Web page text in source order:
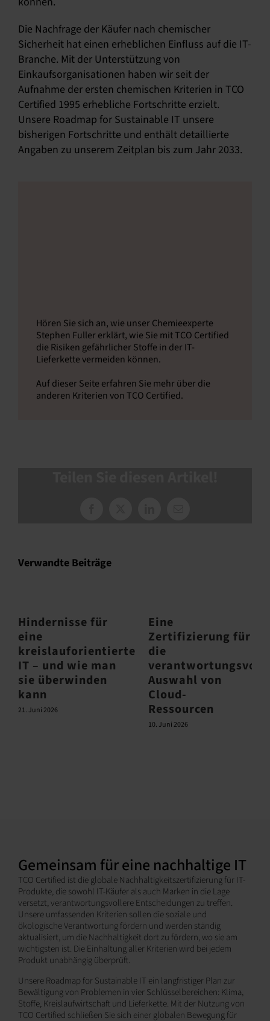
Die Nachfrage der Käufer nach chemischer
Sicherheit hat einen erheblichen Einfluss auf die IT-
Branche. Mit der Unterstützung von
Einkaufsorganisationen haben wir seit der
Aufnahme der ersten chemischen Kriterien in TCO
Certified 1995 erhebliche Fortschritte erzielt.
Unsere Roadmap for Sustainable IT unsere
bisherigen Fortschritte und enthält detaillierte
Angaben zu unserem Zeitplan bis zum Jahr 2033.
Hören Sie sich an, wie unser Chemieexperte
Stephen Fuller erklärt, wie Sie mit TCO Certified
die Risiken gefährlicher Stoffe in der IT-
Lieferkette vermeiden können.
Auf dieser Seite erfahren Sie mehr über die
anderen Kriterien von TCO Certified.
Verwandte Beiträge
Hindernisse für
eine
kreislauforientierte
IT – und wie man
sie überwinden
kann
21. Juni 2026
Eine
Zertifizierung für
die
Auswahl von
Cloud-
Ressourcen
10. Juni 2026
Gemeinsam für eine nachhaltige IT
TCO Certified ist die globale Nachhaltigkeitszertifizierung für IT-
Produkte, die sowohl IT-Käufer als auch Marken in die Lage
versetzt, verantwortungsvollere Entscheidungen zu treffen.
Unsere umfassenden Kriterien sollen die soziale und
ökologische Verantwortung fördern und werden ständig
aktualisiert, um die Nachhaltigkeit dort zu fördern, wo sie am
wichtigsten ist. Die Einhaltung aller Kriterien wird bei jedem
Produkt unabhängig überprüft.
Unsere Roadmap for Sustainable IT ein langfristiger Plan zur
Bewältigung von Problemen in vier Schlüsselbereichen: Klima,
Stoffe, Kreislaufwirtschaft und Lieferkette. Mit der Nutzung von
TCO Certified schließen Sie sich einer globalen Bewegung für